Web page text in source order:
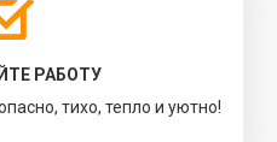
РАБОТУ
тихо, тепло и уютно!